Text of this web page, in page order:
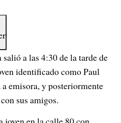
a las 4:30 de la tarde de
identificado como Paul
emisora, y posteriormente
sus amigos.